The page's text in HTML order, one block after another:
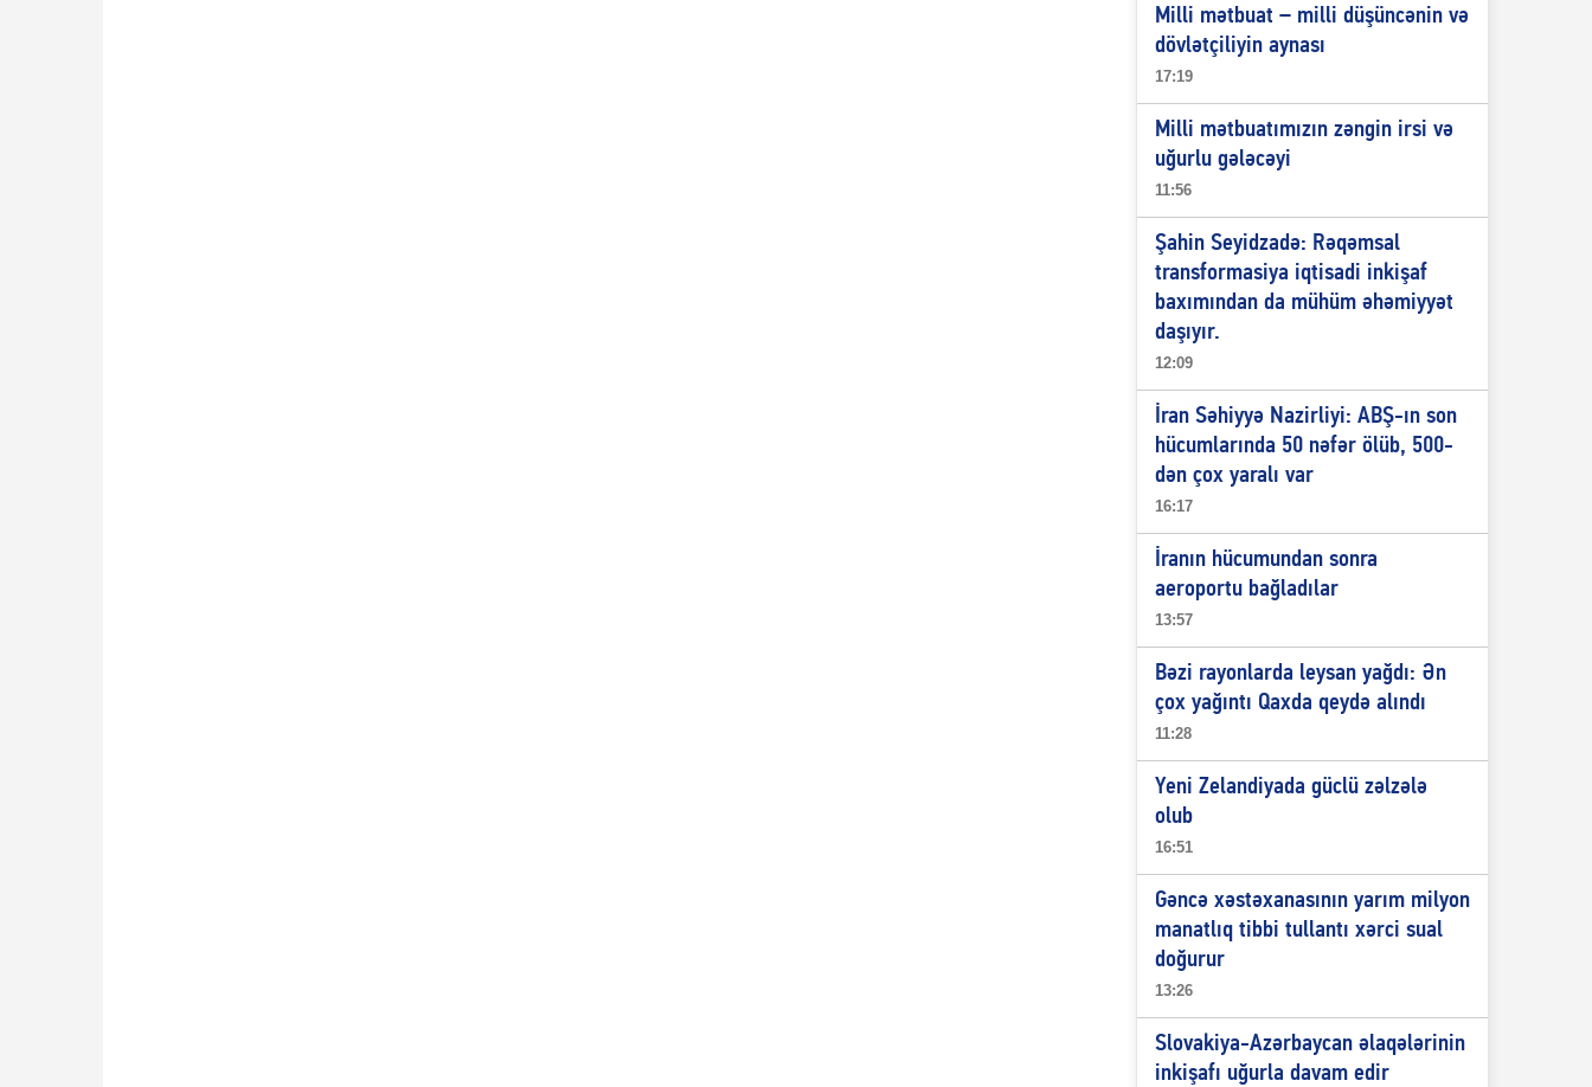
Milli mətbuat – milli düşüncənin və
dövlətçiliyin aynası
17:19
Milli mətbuatımızın zəngin irsi və
uğurlu gələcəyi
11:56
Şahin Seyidzadə: Rəqəmsal
transformasiya iqtisadi inkişaf
baxımından da mühüm əhəmiyyət
daşıyır.
12:09
İran Səhiyyə Nazirliyi: ABŞ-ın son
hücumlarında 50 nəfər ölüb, 500-
dən çox yaralı var
16:17
İranın hücumundan sonra
aeroportu bağladılar
13:57
Bəzi rayonlarda leysan yağdı: Ən
çox yağıntı Qaxda qeydə alındı
11:28
Yeni Zelandiyada güclü zəlzələ
olub
16:51
Gəncə xəstəxanasının yarım milyon
manatlıq tibbi tullantı xərci sual
doğurur
13:26
Slovakiya-Azərbaycan əlaqələrinin
inkişafı uğurla davam edir